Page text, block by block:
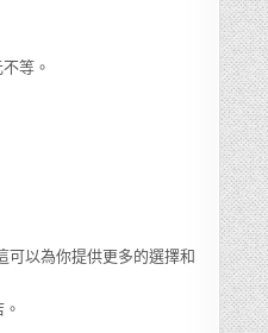
等。
可以為你提供更多的選擇和